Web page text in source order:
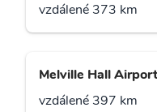
vzdálené 373 km
Melville Hall
vzdálené 397 km